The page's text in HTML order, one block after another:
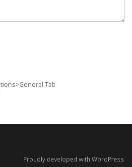
Tab
Proudly developed with WordPress